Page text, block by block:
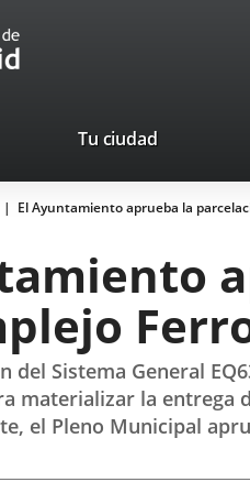
Tu ciudad
El Ayuntamiento aprueba la
del Sistema General
materializar la entrega
el Pleno Municipal